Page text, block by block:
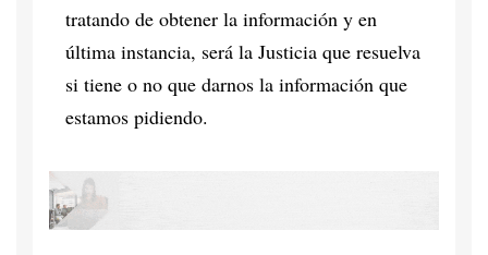
tratando de obtener la información y en
última instancia, será la Justicia que resuelva
si tiene o no que darnos la información que
estamos pidiendo.